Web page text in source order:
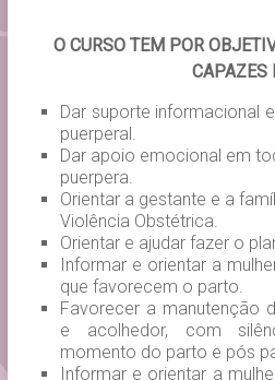
O CURSO TEM POR
CAPAZES
Dar suporte informacional
puerperal.
Dar apoio emocional em
puerpera.
Orientar a gestante e a
Violência Obstétrica.
Orientar e ajudar fazer o
Informar e orientar a
que favorecem o parto.
Favorecer a manutenção
e acolhedor, com
momento do parto e pós
Informar e orientar a